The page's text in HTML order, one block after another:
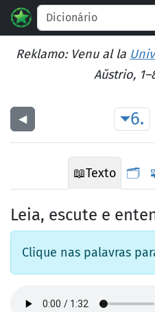
Reklamo: Venu al la
Aŭstrio,
◀︎ 6.
📖Texto 🗂️
Leia, escute e
Clique nas palavras